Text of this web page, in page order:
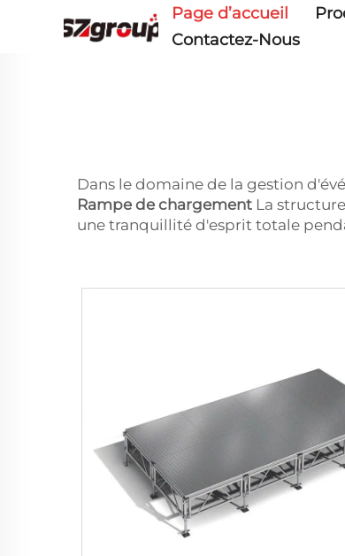
Page d’accueil
Contactez-Nous
Dans le domaine de la gestion
Rampe de chargement La
une tranquillité d'esprit totale